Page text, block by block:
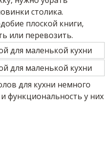
столика.
плоской книги,
или перевозить.
для кухни немного
функциональность у них